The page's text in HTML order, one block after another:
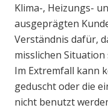
Klima-, Heizungs-
ausgeprägten
Verständnis dafür,
misslichen
Im Extremfall kann
geduscht oder die
nicht benutzt